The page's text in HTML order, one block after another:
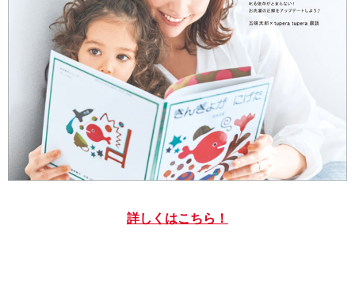
詳しくはこちら！